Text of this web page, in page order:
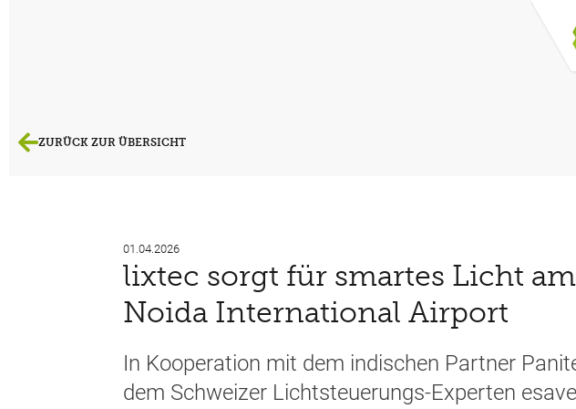
ZURÜCK ZUR ÜBERSICHT
01.04.2026
lixtec sorgt für smartes Licht
Noida International Airport
In Kooperation mit dem indischen Partner
dem Schweizer Lichtsteuerungs-Experten